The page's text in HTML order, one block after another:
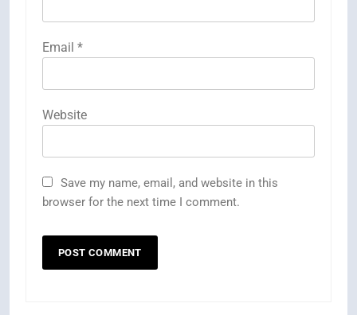
Email *
Website
Save my name, email, and website in this
browser for the next time I comment.